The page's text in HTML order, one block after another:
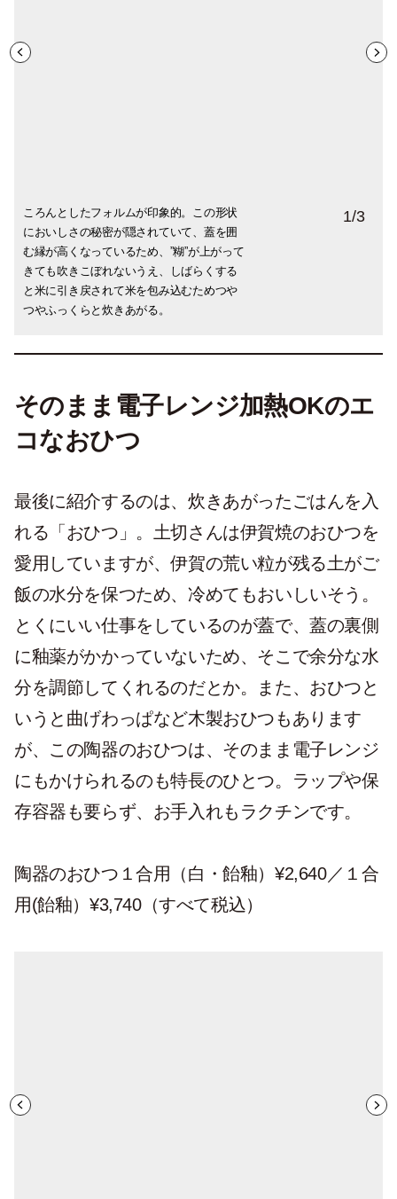
ころんとしたフォルムが印象的。この形状
においしさの秘密が隠されていて、蓋を囲
む縁が高くなっているため、”糊”が上がって
きても吹きこぼれないうえ、しばらくする
と米に引き戻されて米を包み込むためつや
つやふっくらと炊きあがる。
しっかり沸騰すると糊が出てくる。それが
鍋蓋をぐるりと一周したら火を止めて20分
ほど蒸らす。
鍋底にくっつかないから、最後の一粒まで
おいしく食べられるのも、この土鍋の優れ
た点。
1/3
そのまま電子レンジ加熱OKのエ
コなおひつ
最後に紹介するのは、炊きあがったごはんを入
れる「おひつ」。土切さんは伊賀焼のおひつを
愛用していますが、伊賀の荒い粒が残る土がご
飯の水分を保つため、冷めてもおいしいそう。
とくにいい仕事をしているのが蓋で、蓋の裏側
に釉薬がかかっていないため、そこで余分な水
分を調節してくれるのだとか。また、おひつと
いうと曲げわっぱなど木製おひつもあります
が、この陶器のおひつは、そのまま電子レンジ
にもかけられるのも特長のひとつ。ラップや保
存容器も要らず、お手入れもラクチンです。
陶器のおひつ１合用（白・飴釉）¥2,640／１合
用(飴釉）¥3,740（すべて税込）